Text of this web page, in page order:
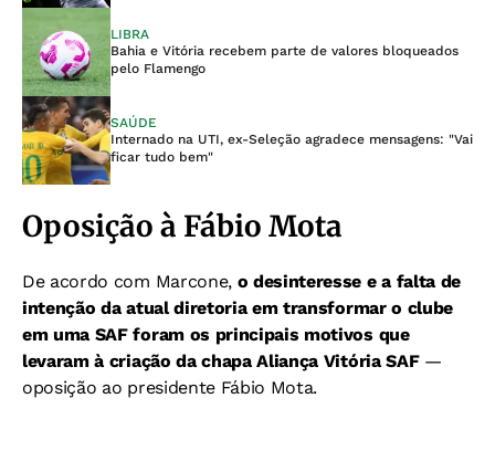
LIBRA
Bahia e Vitória recebem parte de valores bloqueados
pelo Flamengo
SAÚDE
Internado na UTI, ex-Seleção agradece mensagens: "Vai
ficar tudo bem"
Oposição à Fábio Mota
De acordo com Marcone, o desinteresse e a falta de
intenção da atual diretoria em transformar o clube
em uma SAF foram os principais motivos que
levaram à criação da chapa Aliança Vitória SAF—
oposição ao presidente Fábio Mota.